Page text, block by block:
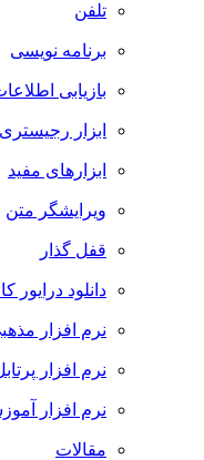
تلفن
برنامه نویسی
بازیابی
ابزار رجیستری
ابزارهای مفید
ویرایشگر متن
قفل گذار
دانلود درایور
نرم افزار
نرم افزار
نرم افزار
مقالات